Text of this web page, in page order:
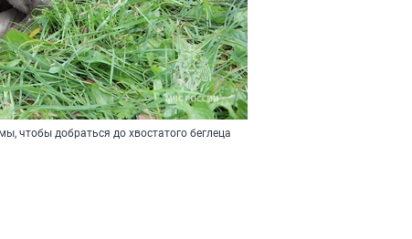
чтобы добраться до хвостатого беглеца